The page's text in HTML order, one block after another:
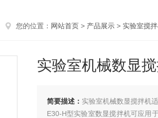
您的位置： 网站首页 > 产品展示 > 实验室搅
实验室机械数显
简要描述： 实验室机械数显搅拌机
E30-H型实验室数显搅拌机可应用